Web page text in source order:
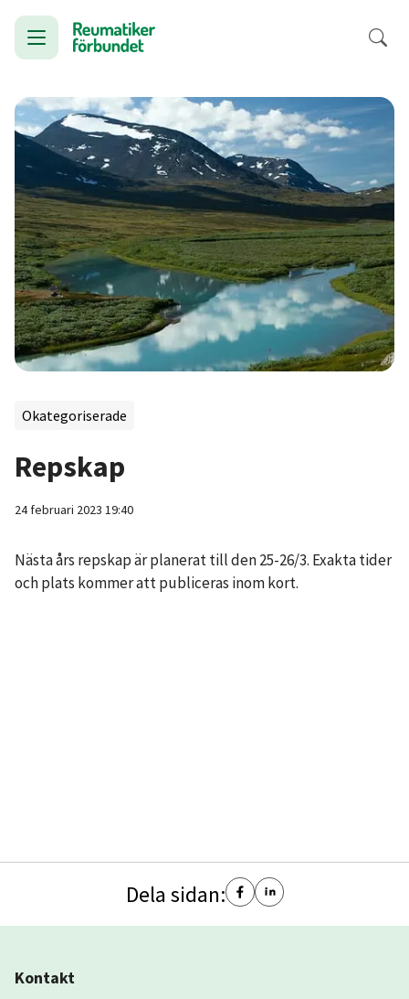
Okategoriserade
Repskap
24 februari 2023 19:40
Nästa års repskap är planerat till den 25-26/3. Exakta tider
och plats kommer att publiceras inom kort.
Dela sidan:
Kontakt